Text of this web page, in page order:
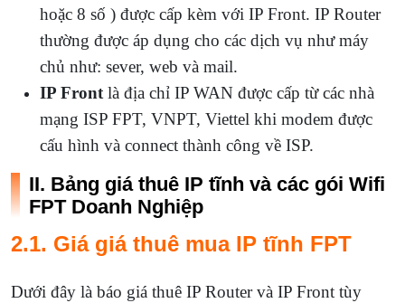
hoặc 8 số ) được cấp kèm với IP Front. IP Router
thường được áp dụng cho các dịch vụ như máy
chủ như: sever, web và mail.
IP Frontlà địa chỉ IP WAN được cấp từ các nhà
mạng ISP FPT, VNPT, Viettel khi modem được
cấu hình và connect thành công về ISP.
II. Bảng giá thuê IP tĩnh và các gói Wifi
FPT Doanh Nghiệp
2.1. Giá giá thuê mua IP tĩnh FPT
Dưới đây là báo giá thuê IP Router và IP Front tùy